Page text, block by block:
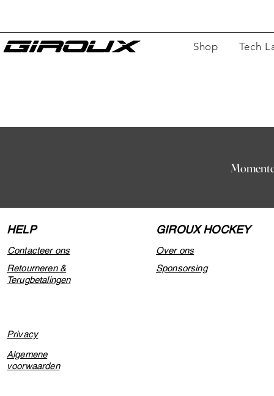
Shop Tech
HELP
Contacteer ons
Retourneren &
Terugbetalingen
GIROUX HOCKEY
Over ons
Sponsorsing
Privacy
Algemene
voorwaarden